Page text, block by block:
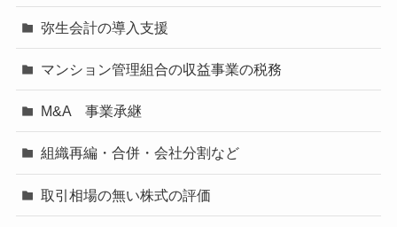
弥生会計の導入支援
マンション管理組合の収益事業の税務
M&A 事業承継
組織再編・合併・会社分割など
取引相場の無い株式の評価